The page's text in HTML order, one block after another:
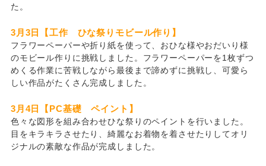
た。
3月3日【工作 ひな祭りモビール作り】
フラワーペーパーや折り紙を使って、おひな様やおだいり様
のモビール作りに挑戦しました。フラワーペーパーを1枚ずつ
めくる作業に苦戦しながら最後まで諦めずに挑戦し、可愛ら
しい作品がたくさん完成しました。
3月4日【PC基礎 ペイント】
色々な図形を組み合わせひな祭りのペイントを行いました。
目をキラキラさせたり、綺麗なお着物を着させたりしてオリ
ジナルの素敵な作品が完成しました。